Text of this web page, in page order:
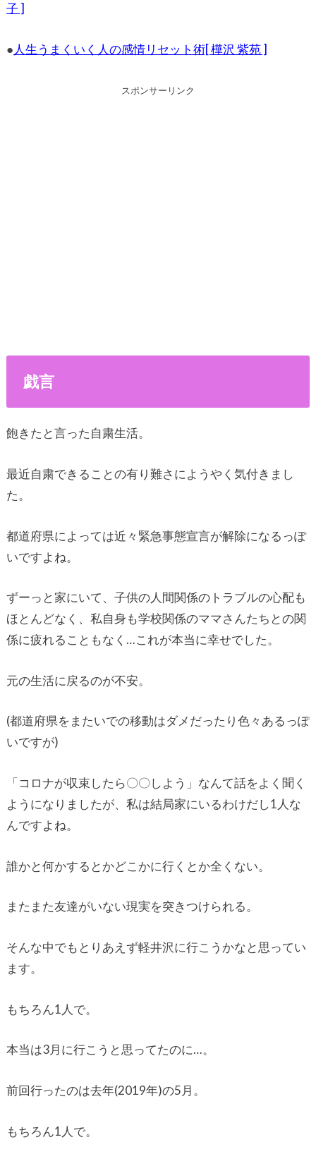
子 ]
● 人生うまくいく人の感情リセット術[ 樺沢 紫苑 ]
スポンサーリンク
戯言
飽きたと言った自粛生活。
最近自粛できることの有り難さにようやく気付きまし
た。
都道府県によっては近々緊急事態宣言が解除になるっぽ
いですよね。
ずーっと家にいて、子供の人間関係のトラブルの心配も
ほとんどなく、私自身も学校関係のママさんたちとの関
係に疲れることもなく…これが本当に幸せでした。
元の生活に戻るのが不安。
(都道府県をまたいでの移動はダメだったり色々あるっぽ
いですが)
「コロナが収束したら〇〇しよう」なんて話をよく聞く
ようになりましたが、私は結局家にいるわけだし1人な
んですよね。
誰かと何かするとかどこかに行くとか全くない。
またまた友達がいない現実を突きつけられる。
そんな中でもとりあえず軽井沢に行こうかなと思ってい
ます。
もちろん1人で。
本当は3月に行こうと思ってたのに…。
前回行ったのは去年(2019年)の5月。
もちろん1人で。